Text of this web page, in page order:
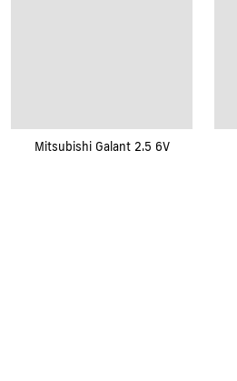
Mitsubishi Galant 2.5 6V